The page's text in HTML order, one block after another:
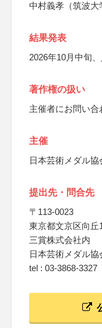
中村義孝（筑波大
結果発表
2026年10月中旬
著作権の扱い
主催者にお問い合
主催
日本芸術メダル協
提出先・問合先
〒113-0023
東京都文京区向丘
三賞株式会社内
日本芸術メダル協
tel : 03-3868-3327